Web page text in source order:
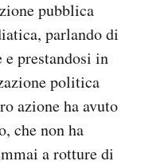
pubblica
parlando di
prestandosi in
politica
azione ha avuto
che non ha
a rotture di